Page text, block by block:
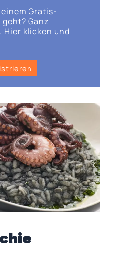
Gratis-
geht? Ganz
Hier klicken und